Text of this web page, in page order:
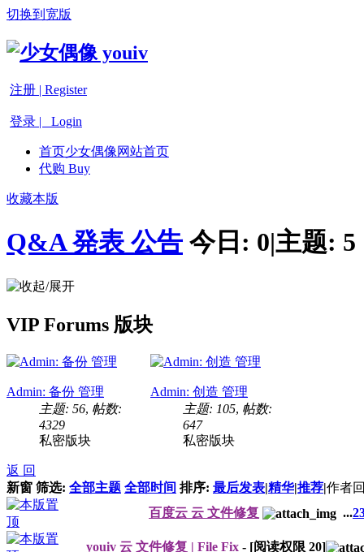
切换到宽版
注册 | Register
登录 | Login
首页少女偶像网站首页
代购 Buy
收藏本版
Q&A 発表 公告 今日: 0|主题: 5
VIP Forums 版块
Admin: 备份 管理
主题: 56, 帖数:
4329
私密版块
Admin: 创造 管理
主题: 105, 帖数:
647
私密版块
返 回
新窗 筛选: 全部主题 全部时间 排序: 最后发表|精华|推荐|作者
百度云 云 文件修复
...2
youiv 云 文件修复 | File Fix- [阅读权限 20]